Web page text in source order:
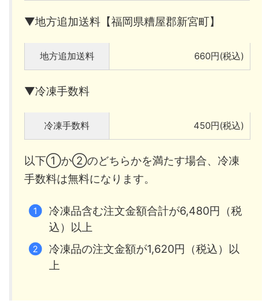
▼地方追加送料【福岡県糟屋郡新宮町】
地方追加送料 660円(税込)
▼冷凍手数料
冷凍手数料 450円(税込)
以下①か②のどちらかを満たす場合、冷凍
手数料は無料になります。
冷凍品含む注文金額合計が6,480円（税
込）以上
冷凍品の注文金額が1,620円（税込）以
上